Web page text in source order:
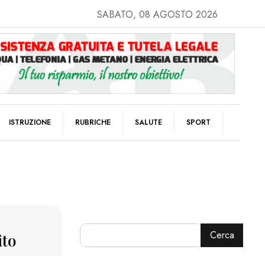
SABATO, 08 AGOSTO 2026
ISTRUZIONE RUBRICHE SALUTE SPORT
Cerca